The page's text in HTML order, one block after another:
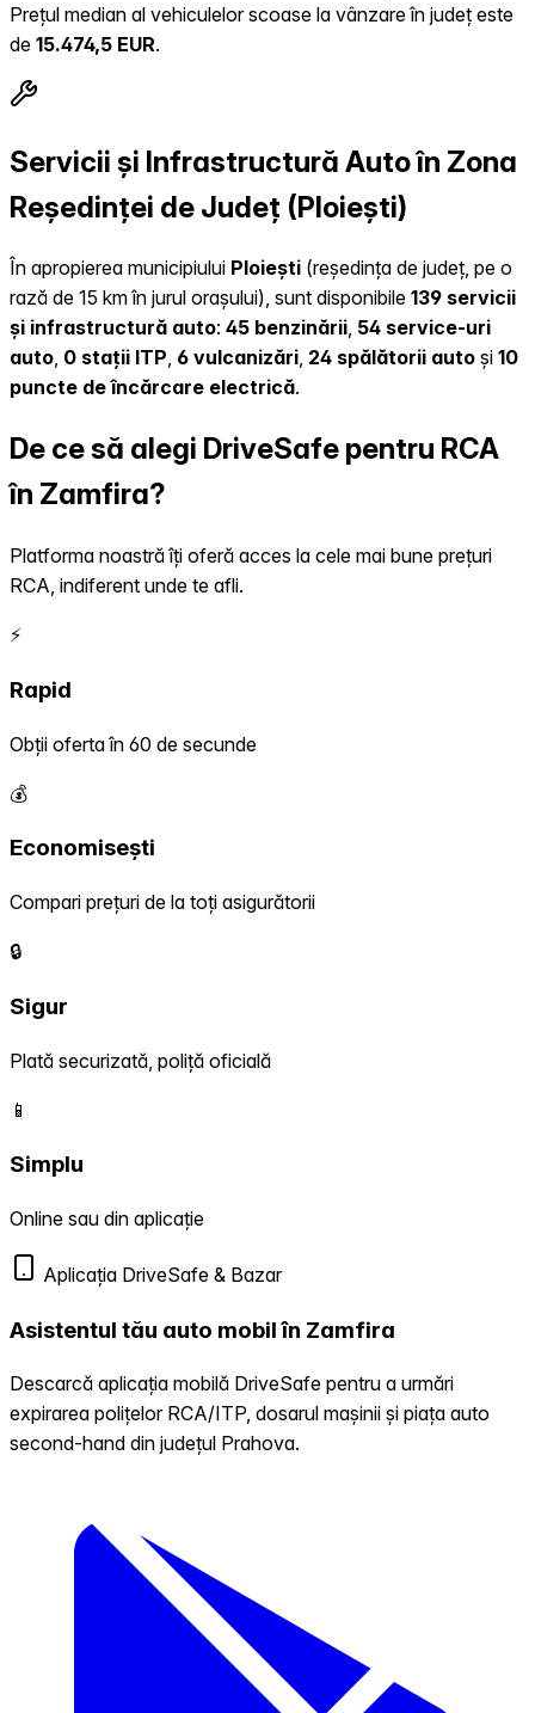
Prețul median al vehiculelor scoase la vânzare în județ este
de 15.474,5 EUR.
Servicii și Infrastructură Auto în Zona
Reședinței de Județ (Ploiești)
În apropierea municipiului Ploiești (reședința de județ, pe o
rază de 15 km în jurul orașului), sunt disponibile 139 servicii
și infrastructură auto: 45 benzinării, 54 service-uri
auto, 0 stații ITP, 6 vulcanizări, 24 spălătorii auto și 10
puncte de încărcare electrică.
De ce să alegi DriveSafe pentru RCA
în Zamfira?
Platforma noastră îți oferă acces la cele mai bune prețuri
RCA, indiferent unde te afli.
⚡
Rapid
Obții oferta în 60 de secunde
💰
Economisești
Compari prețuri de la toți asigurătorii
🔒
Sigur
Plată securizată, poliță oficială
📱
Simplu
Online sau din aplicație
Aplicația DriveSafe & Bazar
Asistentul tău auto mobil în Zamfira
Descarcă aplicația mobilă DriveSafe pentru a urmări
expirarea polițelor RCA/ITP, dosarul mașinii și piața auto
second-hand din județul Prahova.